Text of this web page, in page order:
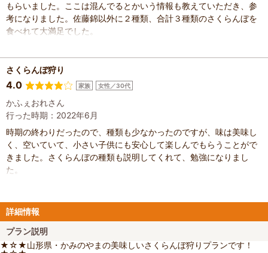
もらいました。ここは混んでるとかいう情報も教えていただき、参
考になりました。佐藤錦以外に２種類、合計３種類のさくらんぼを
食べれて大満足でした。
さくらんぼ狩り
4.0 家族 女性／30代
かふぇおれさん
行った時期：2022年6月
時期の終わりだったので、種類も少なかったのですが、味は美味し
く、空いていて、小さい子供にも安心して楽しんでもらうことがで
きました。さくらんぼの種類も説明してくれて、勉強になりまし
た。
詳細情報
プラン説明
★☆★山形県・かみのやまの美味しいさくらんぼ狩りプランです！